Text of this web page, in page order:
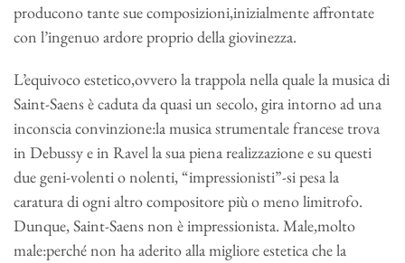
producono tante sue composizioni,inizialmente affrontate
con l’ingenuo ardore proprio della giovinezza.
L’equivoco estetico,ovvero la trappola nella quale la musica di
Saint-Saens è caduta da quasi un secolo, gira intorno ad una
inconscia convinzione:la musica strumentale francese trova
in Debussy e in Ravel la sua piena realizzazione e su questi
due geni-volenti o nolenti, “impressionisti”-si pesa la
caratura di ogni altro compositore più o meno limitrofo.
Dunque, Saint-Saens non è impressionista. Male,molto
male:perché non ha aderito alla migliore estetica che la